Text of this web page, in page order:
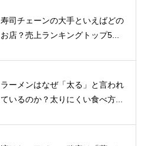
寿司チェーンの大手といえばどの
お店？売上ランキングトップ5...
ラーメンはなぜ「太る」と言われ
ているのか？太りにくい食べ方...